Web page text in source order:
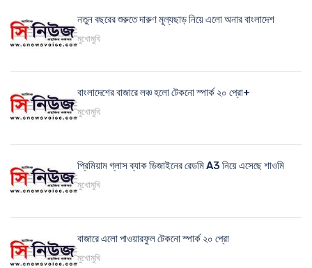
নতুন বছরের শুরুতে দারুণ মূল্যছাড় নিয়ে এলো অনার বাংলাদেশ
মুখোমুখি
বাংলাদেশের বাজারে লঞ্চ হলো টেকনো স্পার্ক ২০ প্রো+
মুখোমুখি
প্রিমিয়াম গ্লাস ব্যাক ডিজাইনের রেডমি A3 নিয়ে এসেছে শাওমি
মুখোমুখি
বাজারে এলো পাওয়ারফুল টেকনো স্পার্ক ২০ প্রো
মুখোমুখি